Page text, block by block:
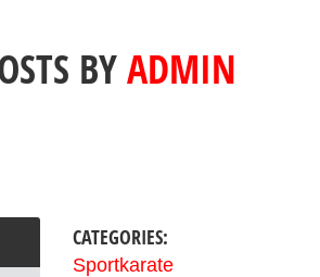
BYADMIN
CATEGORIES:
Sportkarate